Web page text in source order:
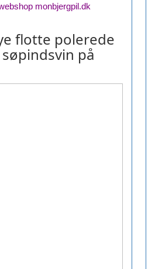
monbjergpil.dk
flotte polerede
på